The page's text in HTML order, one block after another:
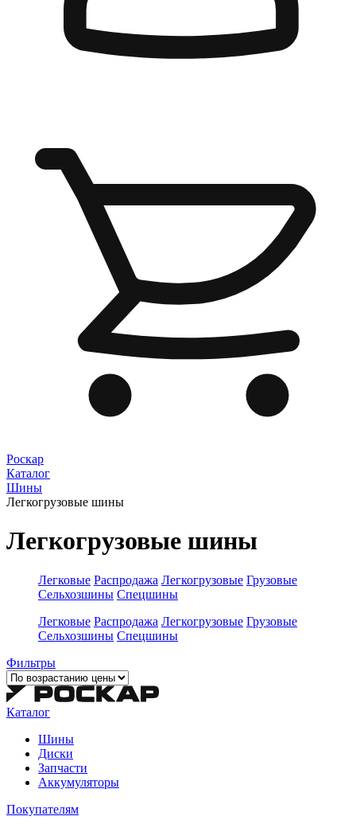
Роскар
Каталог
Шины
Легкогрузовые шины
Легкогрузовые шины
Легковые Распродажа Легкогрузовые Грузовые
Сельхозшины Спецшины
Легковые Распродажа Легкогрузовые Грузовые
Сельхозшины Спецшины
Фильтры
Каталог
Шины
Диски
Запчасти
Аккумуляторы
Покупателям